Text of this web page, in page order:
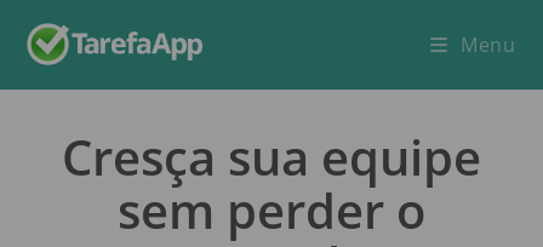
Menu
Cresça sua equipe
sem perder o